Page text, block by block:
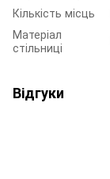
Кількість місць
Матеріал
стільниці
Відгуки